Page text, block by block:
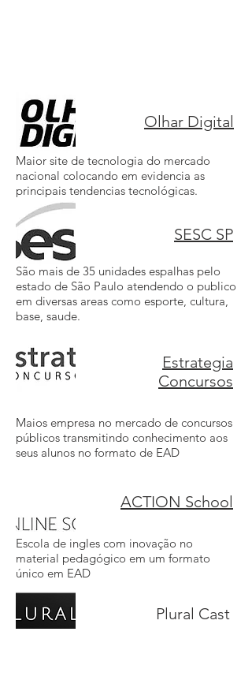
Olhar Digital
Maior site de tecnologia do mercado
nacional colocando em evidencia as
principais tendencias tecnológicas.
SESC SP
São mais de 35 unidades espalhas pelo
estado de São Paulo atendendo o publico
em diversas areas como esporte, cultura,
base, saude.
Estrategia
Concursos
Maios empresa no mercado de concursos
públicos transmitindo conhecimento aos
seus alunos no formato de EAD
ACTION School
Escola de ingles com inovação no
material pedagógico em um formato
único em EAD
Plural Cast